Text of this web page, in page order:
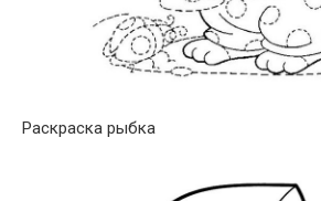
Раскраска рыбка